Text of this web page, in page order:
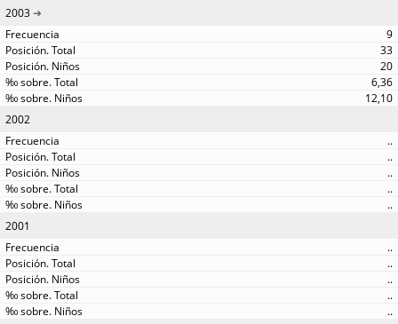
2003
9
33
20
6,36
12,10
2002
..
..
..
..
..
2001
..
..
..
..
..